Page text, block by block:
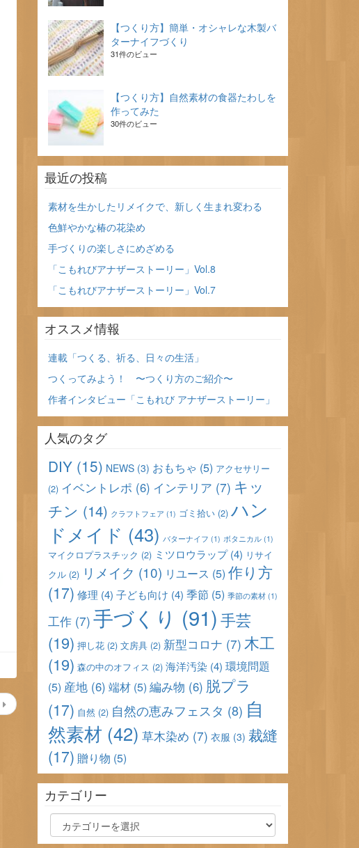
【つくり方】簡単・オシャレな木製バ
ターナイフづくり
31件のビュー
【つくり方】自然素材の食器たわしを
作ってみた
30件のビュー
最近の投稿
素材を生かしたリメイクで、新しく生まれ変わる
色鮮やかな椿の花染め
手づくりの楽しさにめざめる
「こもれびアナザーストーリー」Vol.8
「こもれびアナザーストーリー」Vol.7
オススメ情報
連載「つくる、祈る、日々の生活」
つくってみよう！ 〜つくり方のご紹介〜
作者インタビュー「こもれび アナザーストーリー」
人気のタグ
DIY (15) NEWS (3) おもちゃ (5) アクセサリー
(2) イベントレポ (6) インテリア (7) キッ
チン (14) クラフトフェア (1) ゴミ拾い (2) ハン
ドメイド (43) バターナイフ (1) ボタニカル (1)
マイクロプラスチック (2) ミツロウラップ(4) リサイ
クル (2) リメイク (10) リユース (5) 作り方
(17) 修理 (4) 子ども向け (4) 季節 (5) 季節の素材 (1)
工作 (7) 手づくり (91)手芸
(19) 押し花 (2) 文房具 (2) 新型コロナ (7) 木工
(19) 森の中のオフィス (2) 海洋汚染 (4) 環境問題
(5) 産地 (6) 端材 (5) 編み物 (6) 脱プラ
(17) 自然 (2) 自然の恵みフェスタ (8) 自
然素材 (42) 草木染め (7) 衣服 (3) 裁縫
(17) 贈り物 (5)
カテゴリー